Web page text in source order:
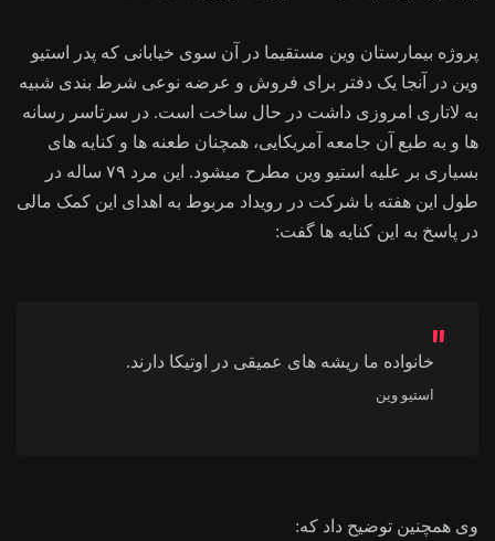
پروژه بیمارستان وین مستقیما در آن سوی خیابانی که پدر استیو
وین در آنجا یک دفتر برای فروش و عرضه نوعی شرط بندی شبیه
به لاتاری امروزی داشت در حال ساخت است. در سرتاسر رسانه
ها و به طبع آن جامعه آمریکایی، همچنان طعنه ها و کنایه های
بسیاری بر علیه استیو وین مطرح میشود. این مرد ۷۹ ساله در
طول این هفته با شرکت در رویداد مربوط به اهدای این کمک مالی
در پاسخ به این کنایه ها گفت:
خانواده ما ریشه های عمیقی در اوتیکا دارند.
استیو وین
وی همچنین توضیح داد که: